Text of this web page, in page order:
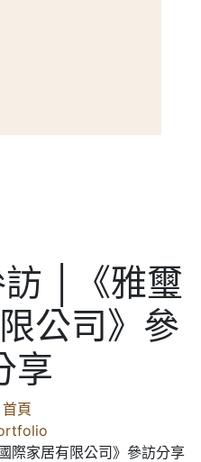
│《雅璽
公司》參
享
首頁
際家居有限公司》參訪分享